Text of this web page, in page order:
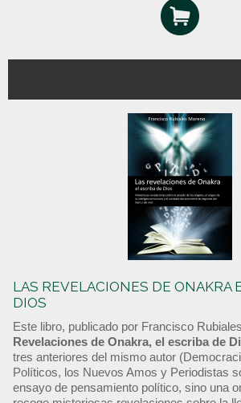
LAS REVELACIONES DE ONAKRA
DIOS
Este libro, publicado por Francisco
Revelaciones de Onakra, el escriba de
tres anteriores del mismo autor
Políticos, los Nuevos Amos y Periodistas
ensayo de pensamiento político, sino una